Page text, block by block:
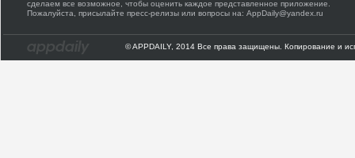
сделаем все возможное, чтобы оценить каждое представленное приложение.
Пожалуйста, присылайте пресс-релизы или вопросы на: AppDaily@yandex.ru
© APPDAILY, 2014 Все права защищены. Копирование и